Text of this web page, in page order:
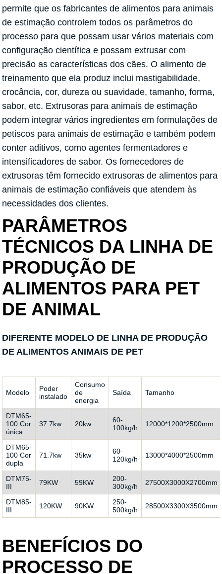
permite que os fabricantes de alimentos para animais
de estimação controlem todos os parâmetros do
processo para que possam usar vários materiais com
configuração científica e possam extrusar com
precisão as características dos cães. O alimento de
treinamento que ela produz inclui mastigabilidade,
crocância, cor, dureza ou suavidade, tamanho, forma,
sabor, etc. Extrusoras para animais de estimação
podem integrar vários ingredientes em formulações de
petiscos para animais de estimação e também podem
conter aditivos, como agentes fermentadores e
intensificadores de sabor. Os fornecedores de
extrusoras têm fornecido extrusoras de alimentos para
animais de estimação confiáveis que atendem às
necessidades dos clientes.
PARÂMETROS
TÉCNICOS DA LINHA DE
PRODUÇÃO DE
ALIMENTOS PARA PET
DE ANIMAL
DIFERENTE MODELO DE LINHA DE PRODUÇÃO
DE ALIMENTOS ANIMAIS DE PET
Modelo
Poder
instalado
Consumo
de
energia
Saída Tamanho
DTM65-
100 Cor
única
37.7kw 20kw
60-
100kg/h
12000*1200*2500mm
DTM65-
100 Cor
dupla
71.7kw 35kw
60-
120kg/h
13000*4000*2500mm
DTM75-
III
79KW 59KW
200-
300kg/h
27500X3000X2700mm
DTM85-
III
120KW 90KW
250-
500kg/h
28500X3300X3500mm
BENEFÍCIOS DO
PROCESSO DE